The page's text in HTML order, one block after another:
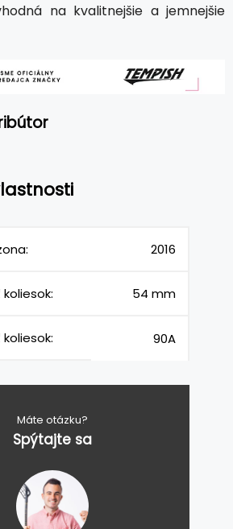
na kvalitnejšie a jemnejšie
2016
54 mm
90A
Máte otázku?
Spýtajte sa